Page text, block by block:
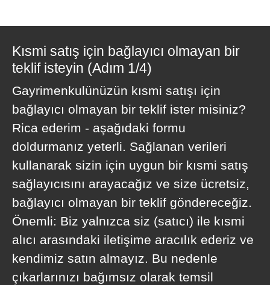
Kısmi satış için bağlayıcı olmayan bir
teklif isteyin (Adım 1/4)
Gayrimenkulünüzün kısmi satışı için
bağlayıcı olmayan bir teklif ister misiniz?
Rica ederim - aşağıdaki formu
doldurmanız yeterli. Sağlanan verileri
kullanarak sizin için uygun bir kısmi satış
sağlayıcısını arayacağız ve size ücretsiz,
bağlayıcı olmayan bir teklif göndereceğiz.
Önemli: Biz yalnızca siz (satıcı) ile kısmi
alıcı arasındaki iletişime aracılık ederiz ve
kendimiz satın almayız. Bu nedenle
çıkarlarınızı bağımsız olarak temsil